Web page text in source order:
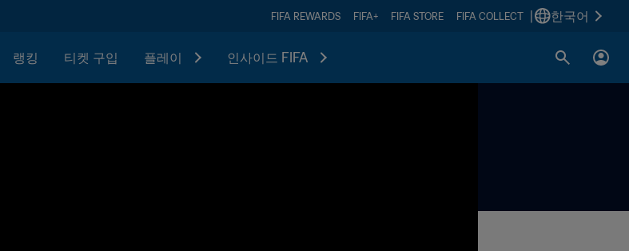
FIFA REWARDS FIFA+ FIFA STORE FIFA COLLECT 한국어
랭킹 티켓 구입 플레이 인사이드 FIFA